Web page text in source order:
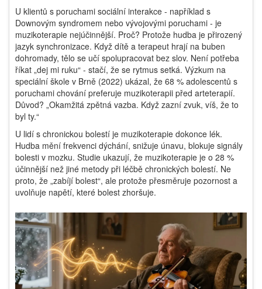
U klientů s poruchami sociální interakce - například s
Downovým syndromem nebo vývojovými poruchami - je
muzikoterapie nejúčinnější. Proč? Protože hudba je přirozený
jazyk synchronizace. Když dítě a terapeut hrají na buben
dohromady, tělo se učí spolupracovat bez slov. Není potřeba
říkat „dej mi ruku“ - stačí, že se rytmus setká. Výzkum na
speciální škole v Brně (2022) ukázal, že 68 % adolescentů s
poruchami chování preferuje muzikoterapii před arteterapií.
Důvod? „Okamžitá zpětná vazba. Když zazní zvuk, víš, že to
byl ty.“
U lidí s chronickou bolestí je muzikoterapie dokonce lék.
Hudba mění frekvenci dýchání, snižuje únavu, blokuje signály
bolesti v mozku. Studie ukazují, že muzikoterapie je o 28 %
účinnější než jiné metody při léčbě chronických bolestí. Ne
proto, že „zabíjí bolest“, ale protože přesměruje pozornost a
uvolňuje napětí, které bolest zhoršuje.